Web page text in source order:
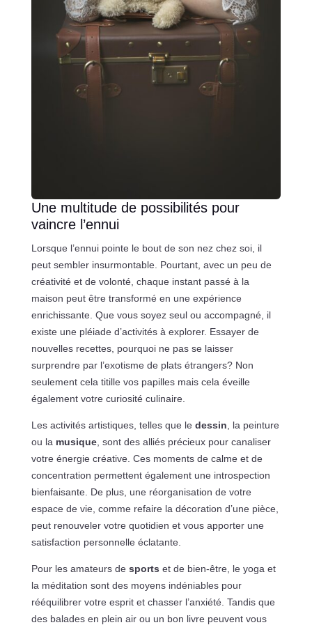
Une multitude de possibilités pour
vaincre l’ennui
Lorsque l’ennui pointe le bout de son nez chez soi, il
peut sembler insurmontable. Pourtant, avec un peu de
créativité et de volonté, chaque instant passé à la
maison peut être transformé en une expérience
enrichissante. Que vous soyez seul ou accompagné, il
existe une pléiade d’activités à explorer. Essayer de
nouvelles recettes, pourquoi ne pas se laisser
surprendre par l’exotisme de plats étrangers? Non
seulement cela titille vos papilles mais cela éveille
également votre curiosité culinaire.
Les activités artistiques, telles que le dessin , la peinture
ou la musique, sont des alliés précieux pour canaliser
votre énergie créative. Ces moments de calme et de
concentration permettent également une introspection
bienfaisante. De plus, une réorganisation de votre
espace de vie, comme refaire la décoration d’une pièce,
peut renouveler votre quotidien et vous apporter une
satisfaction personnelle éclatante.
Pour les amateurs de sports et de bien-être, le yoga et
la méditation sont des moyens indéniables pour
rééquilibrer votre esprit et chasser l’anxiété. Tandis que
des balades en plein air ou un bon livre peuvent vous